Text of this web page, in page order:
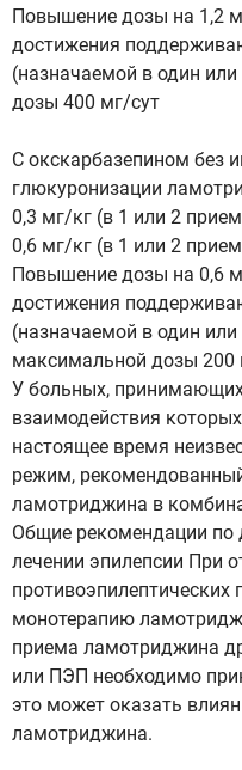
Повышение дозы на 1,2
достижения
(назначаемой в один
дозы 400 мг/сут
С окскарбазепином без
глюкуронизации
0,3 мг/кг (в 1 или 2
0,6 мг/кг (в 1 или 2
Повышение дозы на 0,6
достижения
(назначаемой в один
максимальной дозы 200
У больных,
взаимодействия
настоящее время
режим,
ламотриджина в
Общие рекомендации по
лечении эпилепсии При
противоэпилептических
монотерапию
приема ламотриджина
или ПЭП необходимо
это может оказать
ламотриджина.